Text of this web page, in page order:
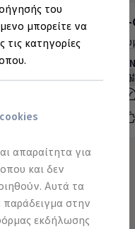
του
μπορείτε να
τις κατηγορίες
απαραίτητα για
και δεν
Αυτά τα
στην
εκδήλωσης
φόρτισης
φόρτισης
φόρτισης
20.990,00 €